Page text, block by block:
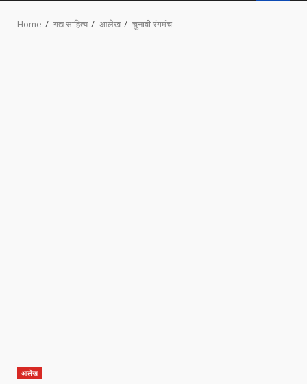
Home गद्य साहित्य आलेख चुनावी रंगमंच
आलेख